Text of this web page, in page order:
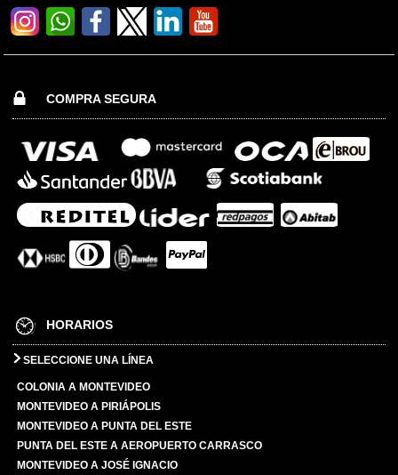
COMPRA SEGURA
HORARIOS
SELECCIONE UNA LÍNEA
COLONIA A MONTEVIDEO
MONTEVIDEO A PIRIÁPOLIS
MONTEVIDEO A PUNTA DEL ESTE
PUNTA DEL ESTE A AEROPUERTO CARRASCO
MONTEVIDEO A JOSÉ IGNACIO